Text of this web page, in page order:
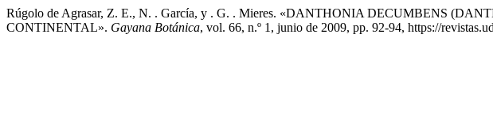
Rúgolo de Agrasar, Z. E., N. . García, y . G. . Mieres. «DANTHONIA DECUMBENS
CONTINENTAL». Gayana Botánica, vol. 66, n.º 1, junio de 2009, pp. 92-94, https://